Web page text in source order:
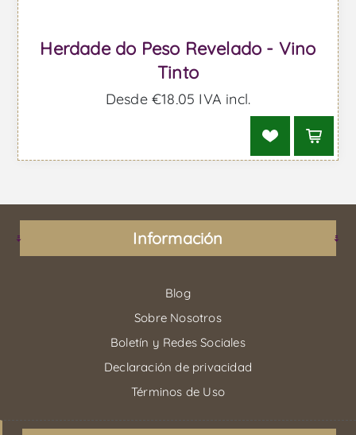
Herdade do Peso Revelado - Vino
Tinto
Desde €18,05 IVA incl.
Información
Blog
Sobre Nosotros
Boletín y Redes Sociales
Declaración de privacidad
Términos de Uso